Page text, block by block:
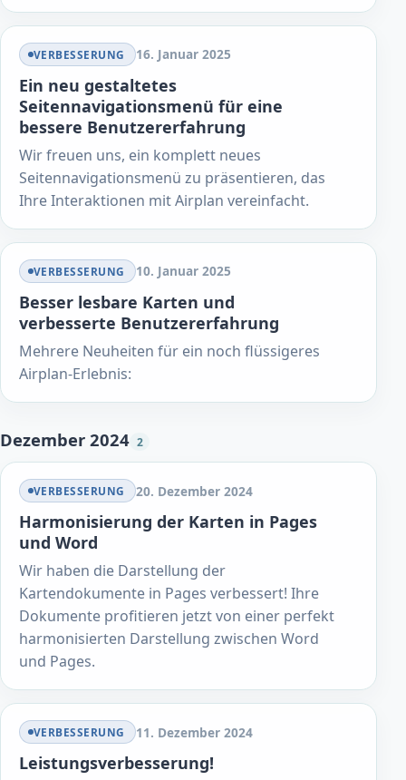
VERBESSERUNG 16. Januar 2025
Ein neu gestaltetes
Seitennavigationsmenü für eine
bessere Benutzererfahrung
Wir freuen uns, ein komplett neues
Seitennavigationsmenü zu präsentieren, das
Ihre Interaktionen mit Airplan vereinfacht.
VERBESSERUNG 10. Januar 2025
Besser lesbare Karten und
verbesserte Benutzererfahrung
Mehrere Neuheiten für ein noch flüssigeres
Airplan-Erlebnis:
Dezember 2024 2
VERBESSERUNG 20. Dezember 2024
Harmonisierung der Karten in Pages
und Word
Wir haben die Darstellung der
Kartendokumente in Pages verbessert! Ihre
Dokumente profitieren jetzt von einer perfekt
harmonisierten Darstellung zwischen Word
und Pages.
VERBESSERUNG 11. Dezember 2024
Leistungsverbesserung!